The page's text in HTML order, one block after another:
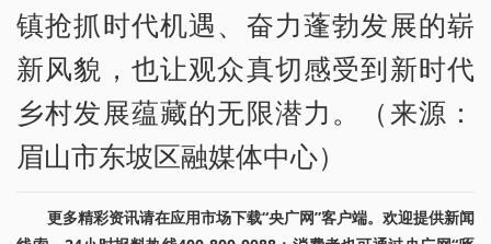
镇抢抓时代机遇、奋力蓬勃发展的崭
新风貌，也让观众真切感受到新时代
乡村发展蕴藏的无限潜力。（来源：
眉山市东坡区融媒体中心）
更多精彩资讯请在应用市场下载“央广网”客户端。欢迎提供新闻